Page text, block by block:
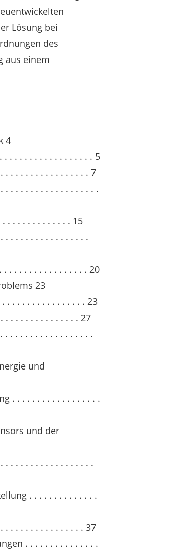
Lösung bei
des
aus einem
4
. . . . . . . . . . . . . . . . . 5
. . . . . . . . . . . . . . . . 7
. . . . . . . . . . . . . . . . . .
. . . . . . . . . . . . . 15
. . . . . . . . . . . . . . . .
. . . . . . . . . . . . . . . . 20
23
. . . . . . . . . . . . . . . . 23
. . . . . . . . . . . . . . 27
. . . . . . . . . . . . . . . . .
und
. . . . . . . . . . . . . . . . . .
und der
. . . . . . . . . . . . . . . . .
. . . . . . . . . . . . . .
. . . . . . . . . . . . . . . 37
. . . . . . . . . . . . . . .